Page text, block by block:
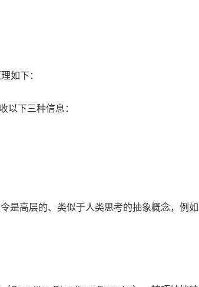
如下：
以下三种信息：
高层的、类似于人类思考的抽象概念，例如